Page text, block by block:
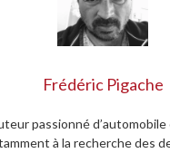
Frédéric Pigache
passionné
à la recherche des